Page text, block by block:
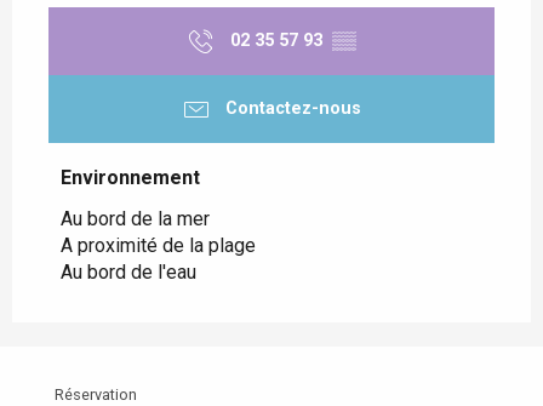
02 35 57 93 ▒▒
Contactez-nous
Environnement
Environnement
Au bord de la mer
A proximité de la plage
Au bord de l'eau
Réservation